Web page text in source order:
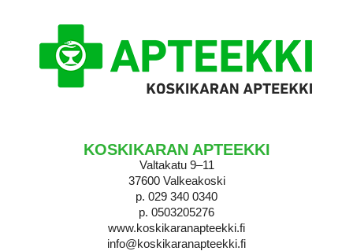
KOSKIKARAN APTEEKKI
KOSKIKARAN APTEEKKI
Valtakatu 9–11
37600 Valkeakoski
p. 029 340 0340
p. 0503205276
www.koskikaranapteekki.fi
info@koskikaranapteekki.fi